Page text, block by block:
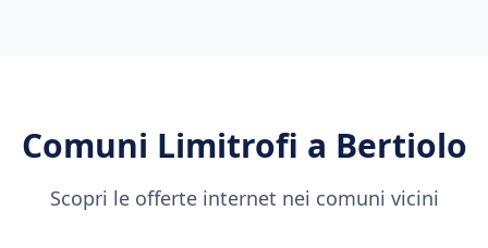
Comuni Limitrofi a Bertiolo
Scopri le offerte internet nei comuni vicini